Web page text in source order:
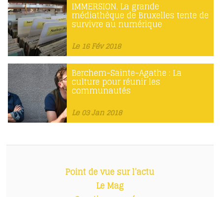
IMMERSION. La grande
médiathèque de Bruxelles tente de
survivre au numérique
Le 16 Fév 2018
Berchem-Sainte-Agathe : La
culture pour réunir les
communautés
Le 03 Jan 2018
Point de vue sur l’actu
Le Mag